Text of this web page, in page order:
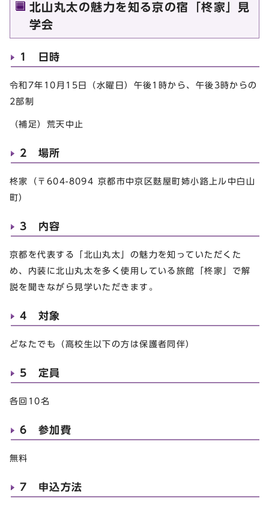
北山丸太の魅力を知る京の宿「柊家」見
学会
1 日時
令和7年10月15日（水曜日）午後1時から、午後3時からの
2部制
（補足）荒天中止
2 場所
柊家（〒604-8094 京都市中京区麩屋町姉小路上ル中白山
町）
3 内容
京都を代表する「北山丸太」の魅力を知っていただくた
め、内装に北山丸太を多く使用している旅館「柊家」で解
説を聞きながら見学いただきます。
4 対象
どなたでも（高校生以下の方は保護者同伴）
5 定員
各回10名
6 参加費
無料
7 申込方法